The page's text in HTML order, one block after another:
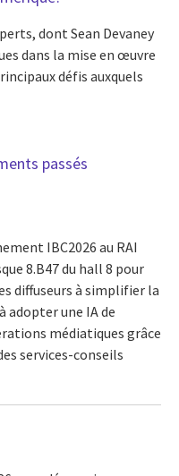
dont Sean Devaney
dans la mise en œuvre
défis auxquels
passés
IBC2026 au RAI
8.B47 du hall 8 pour
diffuseurs à simplifier la
adopter une IA de
médiatiques grâce
services-conseils